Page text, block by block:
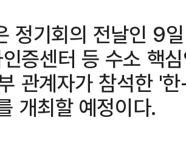
정기회의 전날인 9
증센터 등 수소 핵
관계자가 참석한 '
개최할 예정이다.